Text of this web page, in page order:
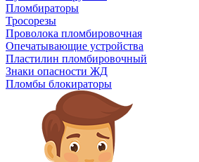
Пломбираторы
Тросорезы
Проволока пломбировочная
Опечатывающие устройства
Пластилин пломбировочный
Знаки опасности ЖД
Пломбы блокираторы